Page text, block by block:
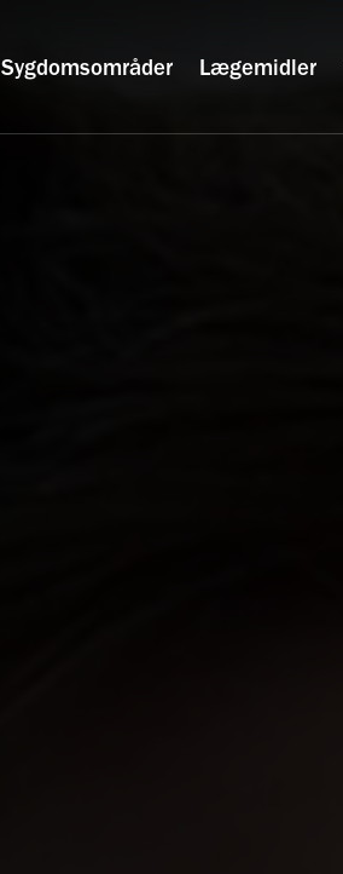
Sygdomsområder Lægemidler